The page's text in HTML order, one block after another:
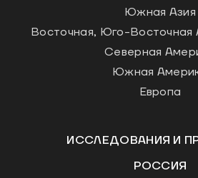
Южная Азия
Восточная, Юго-Восточная
Северная
Южная
Европа
ИССЛЕДОВАНИЯ И
РОССИЯ